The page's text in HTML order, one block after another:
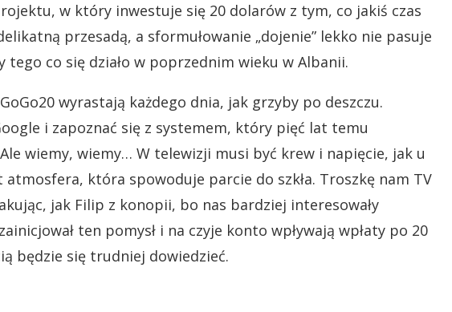
w który inwestuje się 20 dolarów z tym, co jakiś czas
przesadą, a sformułowanie „dojenie” lekko nie pasuje
tego co się działo w poprzednim wieku w Albanii.
wyrastają każdego dnia, jak grzyby po deszczu.
i zapoznać się z systemem, który pięć lat temu
wiemy, wiemy… W telewizji musi być krew i napięcie, jak u
która spowoduje parcie do szkła. Troszkę nam TV
jak Filip z konopii, bo nas bardziej interesowały
ten pomysł i na czyje konto wpływają wpłaty po 20
będzie się trudniej dowiedzieć.